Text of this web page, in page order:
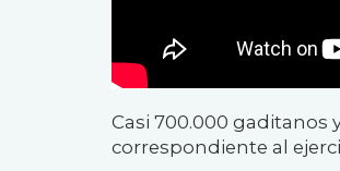
Casi 700.000 gaditanos
correspondiente al